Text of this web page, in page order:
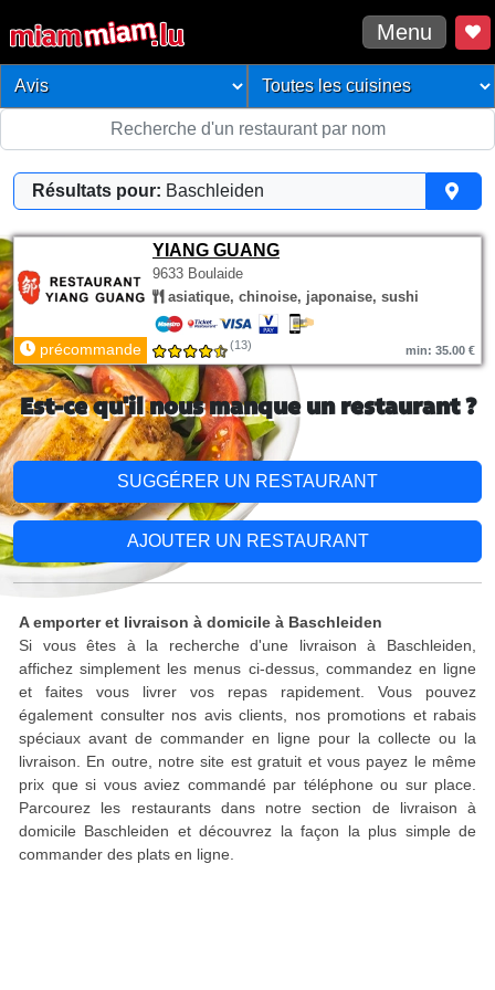
Menu
Résultats pour: Baschleiden
YIANG GUANG
9633 Boulaide
asiatique, chinoise, japonaise, sushi
précommande (13) min: 35.00 €
Est-ce qu'il nous manque un restaurant ?
SUGGÉRER UN RESTAURANT
AJOUTER UN RESTAURANT
A emporter et livraison à domicile à Baschleiden
Si vous êtes à la recherche d'une livraison à Baschleiden,
affichez simplement les menus ci-dessus, commandez en ligne
et faites vous livrer vos repas rapidement. Vous pouvez
également consulter nos avis clients, nos promotions et rabais
spéciaux avant de commander en ligne pour la collecte ou la
livraison. En outre, notre site est gratuit et vous payez le même
prix que si vous aviez commandé par téléphone ou sur place.
Parcourez les restaurants dans notre section de livraison à
domicile Baschleiden et découvrez la façon la plus simple de
commander des plats en ligne.